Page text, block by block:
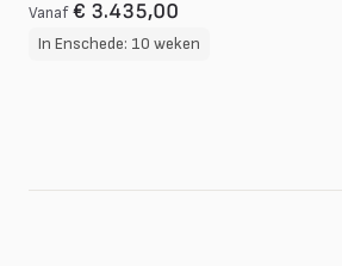
Vanaf € 3.435,00
In Enschede: 10 weken